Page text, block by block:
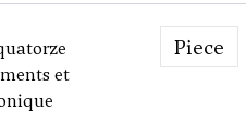
et
Piece